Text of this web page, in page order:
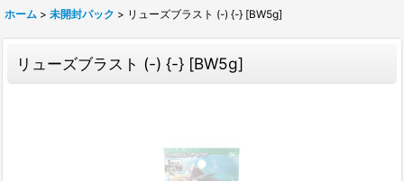
ホーム > 未開封パック > リューズブラスト (-) {-} [BW5g]
リューズブラスト (-) {-} [BW5g]